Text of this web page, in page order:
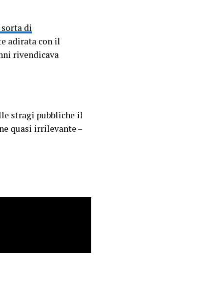
sorta di
adirata con il
rivendicava
stragi pubbliche il
quasi irrilevante –